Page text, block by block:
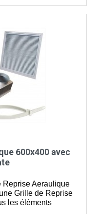
600x400 avec
Reprise Aeraulique
Grille de Reprise
les éléments